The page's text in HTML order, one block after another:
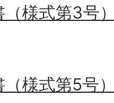
（様式第3号
（様式第5号